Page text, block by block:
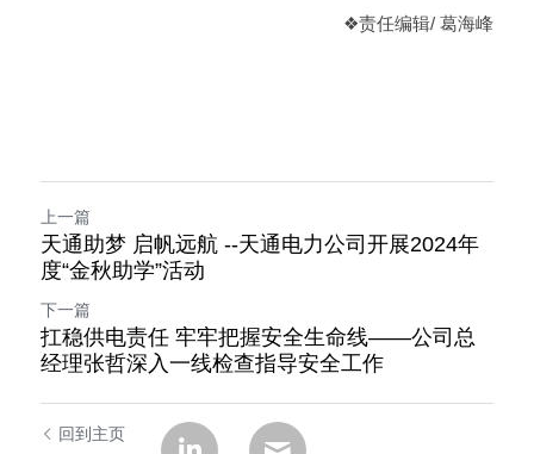
❖责任编辑/ 葛海峰
上一篇
天通助梦 启帆远航 --天通电力公司开展2024年
度“金秋助学”活动
下一篇
扛稳供电责任 牢牢把握安全生命线——公司总
经理张哲深入一线检查指导安全工作
回到主页